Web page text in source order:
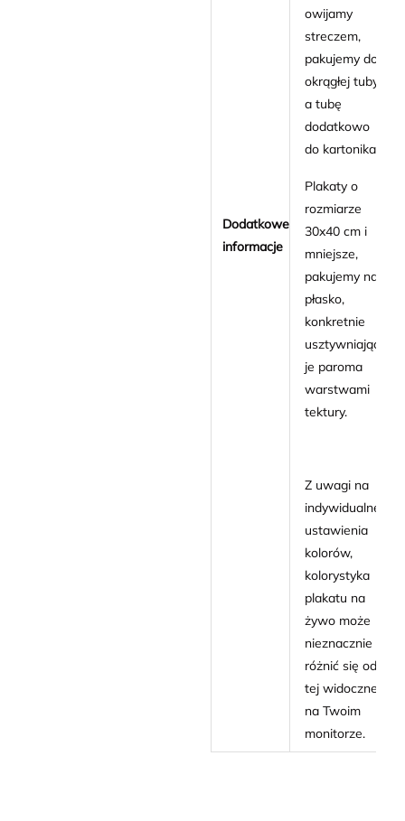
Dodatkowe
informacje
owijamy
streczem,
pakujemy do
okrągłej tuby
a tubę
dodatkowo
do kartonika.
Plakaty o
rozmiarze
30x40 cm i
mniejsze,
pakujemy na
płasko,
konkretnie
usztywniając
je paroma
warstwami
tektury.
Z uwagi na
indywidualne
ustawienia
kolorów,
kolorystyka
plakatu na
żywo może
nieznacznie
różnić się od
tej widocznej
na Twoim
monitorze.